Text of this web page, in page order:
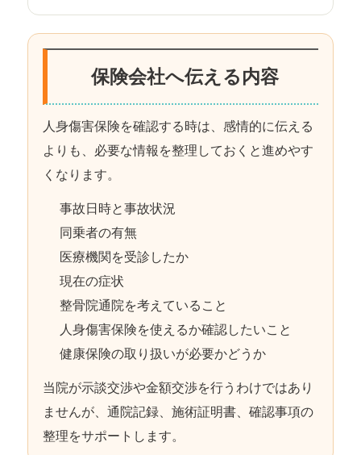
保険会社へ伝える内容
人身傷害保険を確認する時は、感情的に伝える
よりも、必要な情報を整理しておくと進めやす
くなります。
事故日時と事故状況
同乗者の有無
医療機関を受診したか
現在の症状
整骨院通院を考えていること
人身傷害保険を使えるか確認したいこと
健康保険の取り扱いが必要かどうか
当院が示談交渉や金額交渉を行うわけではあり
ませんが、通院記録、施術証明書、確認事項の
整理をサポートします。